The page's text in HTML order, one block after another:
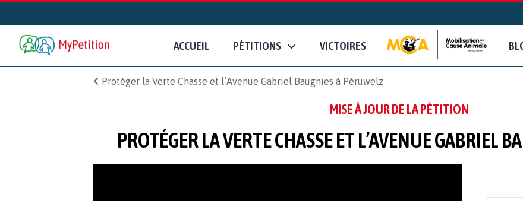
ACCUEIL PÉTITIONS VICTOIRES
Protéger la Verte Chasse et l’Avenue Gabriel Baugnies à Péruwelz
MISE À JOUR DE LA PÉTITION
PROTÉGER LA VERTE CHASSE ET L’AVENUE GABRIEL